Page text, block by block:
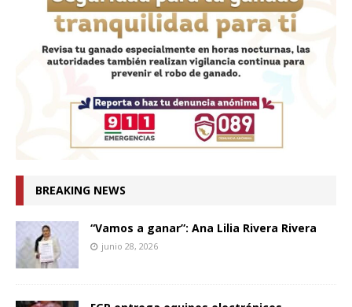
BREAKING NEWS
“Vamos a ganar”: Ana Lilia Rivera Rivera
junio 28, 2026